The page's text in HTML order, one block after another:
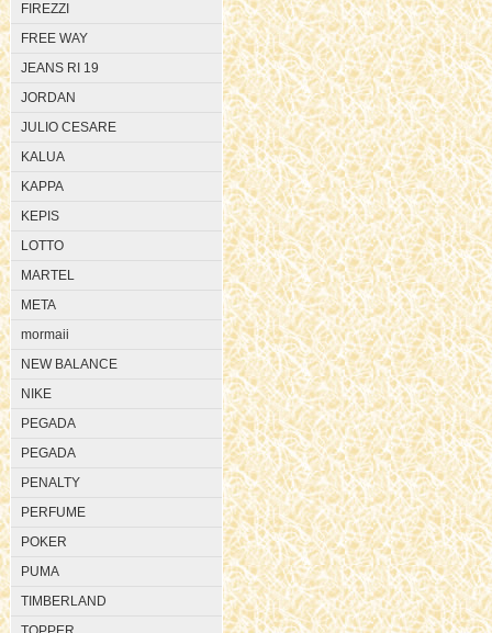
FIREZZI
FREE WAY
JEANS RI 19
JORDAN
JULIO CESARE
KALUA
KAPPA
KEPIS
LOTTO
MARTEL
META
mormaii
NEW BALANCE
NIKE
PEGADA
PEGADA
PENALTY
PERFUME
POKER
PUMA
TIMBERLAND